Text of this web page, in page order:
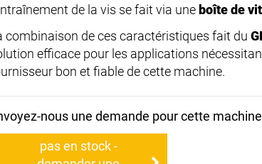
de la vis se fait via une boîte de
combinaison de ces caractéristiques fait du
efficace pour les applications
bon et fiable de cette machine.
nous une demande pour cette
pas en stock -